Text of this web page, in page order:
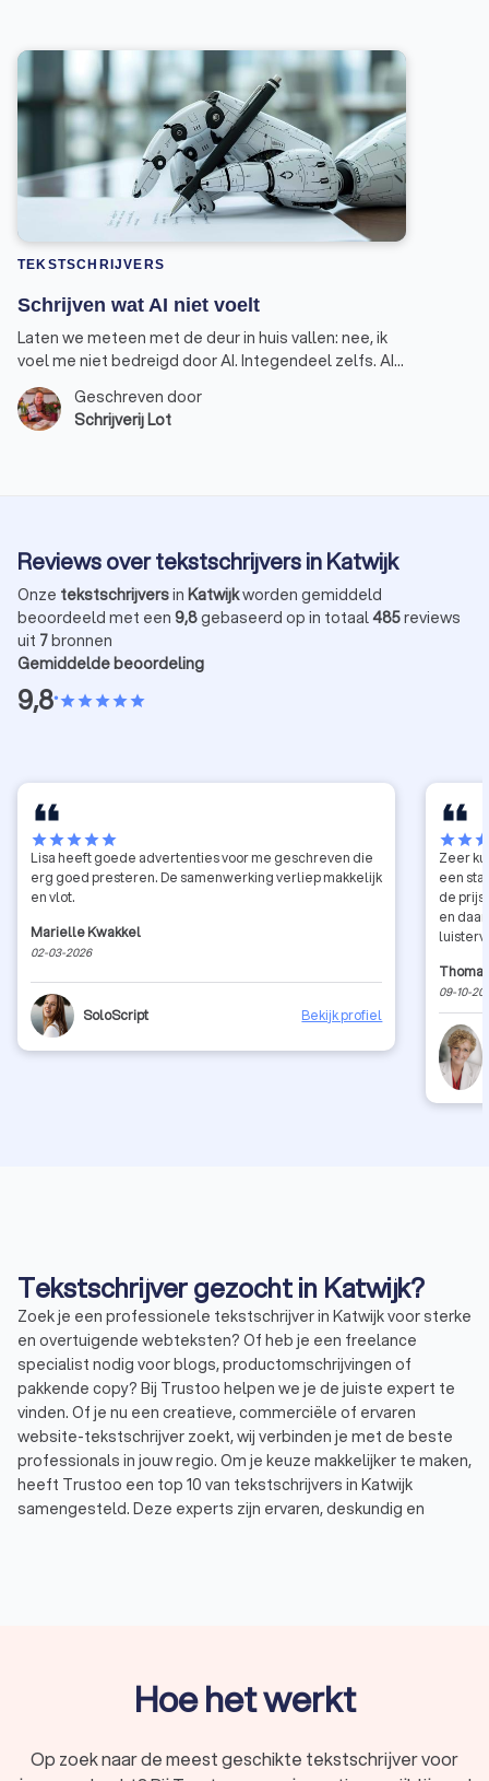
TEKSTSCHRIJVERS
Schrijven wat AI niet voelt
Laten we meteen met de deur in huis vallen: nee, ik
voel me niet bedreigd door AI. Integendeel zelfs. AI
is een handige assistent geworden in mijn werk als
schrijver, maar geen vervanger. Dat is een belangrijk
verschil. Schrijven is voor mij en voor veel collega’s
waar AI nog altijd tekortschiet.
Geschreven door
Schrijverij Lot
Reviews over tekstschrijvers in Katwijk
Onze tekstschrijversin Katwijkworden gemiddeld
beoordeeld met een 9,8gebaseerd op in totaal485reviews
uit 7bronnen
Gemiddelde beoordeling
9,8•starstarstarstarstar
starstarstarstarstar
Lisa heeft goede advertenties voor me geschreven die
erg goed presteren. De samenwerking verliep makkelijk
en vlot.
Marielle Kwakkel
02-03-2026
SoloScript Bekijk profiel
starstar
Zeer
een
de prijs
en
09-10-
Tekstschrijver gezocht in Katwijk?
Zoek je een professionele tekstschrijver in Katwijk voor sterke
en overtuigende webteksten? Of heb je een freelance
specialist nodig voor blogs, productomschrijvingen of
pakkende copy? Bij Trustoo helpen we je de juiste expert te
vinden. Of je nu een creatieve, commerciële of ervaren
website-tekstschrijver zoekt, wij verbinden je met de beste
professionals in jouw regio. Om je keuze makkelijker te maken,
heeft Trustoo een top 10 van tekstschrijvers in Katwijk
samengesteld. Deze experts zijn ervaren, deskundig en
Een tekstschrijver helpt bedrijven en ondernemers met het
creëren van pakkende en effectieve webteksten. Deze
stimuleren ook conversies en klantbetrokkenheid. Heb je een
Hoe het werkt
Op zoek naar de meest geschikte tekstschrijver voor